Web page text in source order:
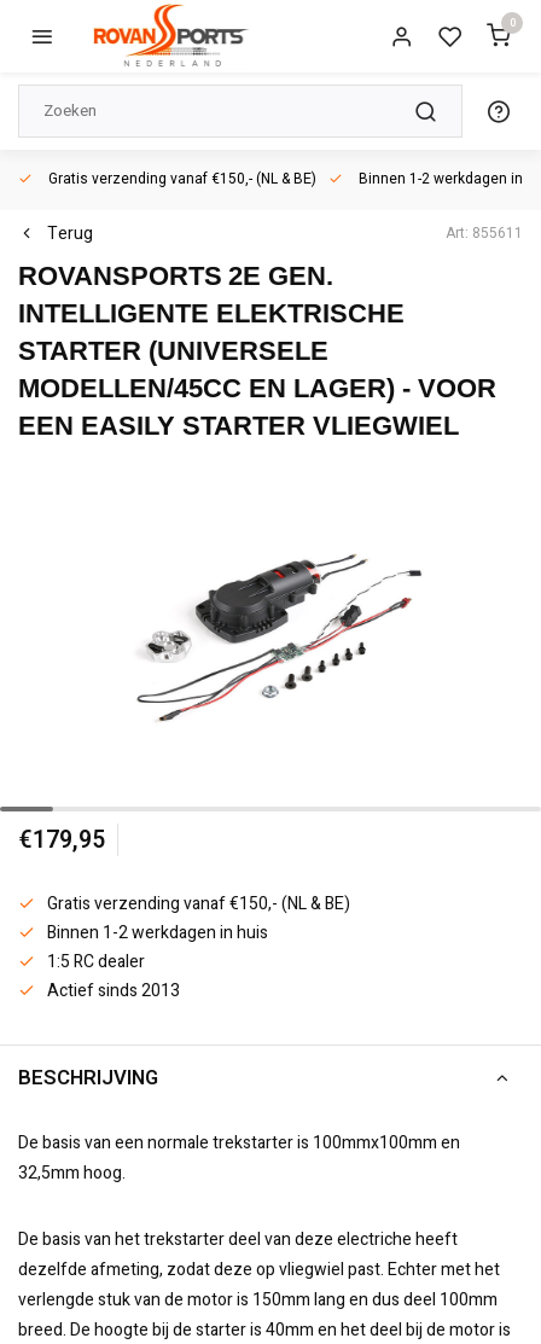
0
Gratis verzending vanaf €150,- (NL & BE) Binnen 1-2 werkdagen in
Terug Art: 855611
ROVANSPORTS 2E GEN.
INTELLIGENTE ELEKTRISCHE
STARTER (UNIVERSELE
MODELLEN/45CC EN LAGER) - VOOR
EEN EASILY STARTER VLIEGWIEL
€179,95
Gratis verzending vanaf €150,- (NL & BE)
Binnen 1-2 werkdagen in huis
1:5 RC dealer
Actief sinds 2013
BESCHRIJVING
De basis van een normale trekstarter is 100mmx100mm en
32,5mm hoog.
De basis van het trekstarter deel van deze electriche heeft
dezelfde afmeting, zodat deze op vliegwiel past. Echter met het
verlengde stuk van de motor is 150mm lang en dus deel 100mm
breed. De hoogte bij de starter is 40mm en het deel bij de motor is